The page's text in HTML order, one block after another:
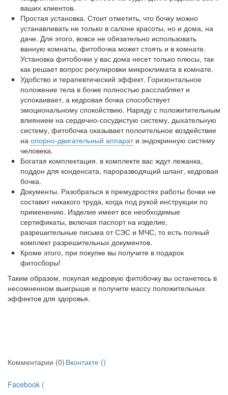
бесплатно, в течении всего срока лечения...
ваших клиентов.
Простая установка. Стоит отметить, что бочку можно
устанавливать не только в салоне красоты, но и дома, на
даче. Для этого, вовсе не обязательно использовать
ванную комнаты, фитобочка может стоять и в комнате.
Установка фитобочки у вас дома несет только плюсы, так
как решает вопрос регулировки микроклимата в комнате.
Удобство и терапевтический эффект. Горизонтальное
положение тела в бочке полностью расслабляет и
успокаивает, а кедровая бочка способствует
эмоциональному спокойствию. Наряду с положитительным
влиянием на сердечно-сосудистую систему, дыхательную
систему, фитобочка оказывает полоительное воздействие
на опорно-двигательный аппарати эндокринную систему
человека.
Богатая комплектация. в комплекте вас ждут лежанка,
поддон для конденсата, пароразводящий шланг, кедровая
бочка.
Документы. Разобраться в премудростях работы бочки не
составит никакого труда, когда под рукой инструкции по
применению. Изделие имеет все необходимые
сертификаты, включая паспорт на изделие,
разрешительные письма от СЭС и МЧС, то есть полный
комплект разрешительных документов.
Кроме этого, при покупке вы получите в подарок
фитосборы!
Таким образом, покупая кедровую фитобочку вы останетесь в
несомненном выигрыше и получите массу положительных
эффектов для здоровья.
Комментарии (0) Вконтакте ()
Facebook (